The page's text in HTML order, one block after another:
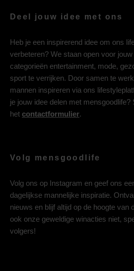
Deel jouw idee met ons
Heb je een inspirerend idee om ons
verbeteren? We staan open voor
categorieën entertainment, mode,
sport te verrijken. Door samen te
mannen inspireren via ons
je jouw idee delen met
het contactformulier.
Volg mensgoodlife
Volg ons op Instagram en geef ons
dagelijkse mannelijke inspiratie.
nieuws en blijf altijd op de hoogte van
ook onze geweldige winacties niet,
volgers!